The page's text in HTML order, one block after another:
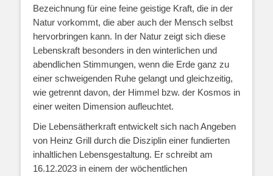
Bezeichnung für eine feine geistige Kraft, die in der
Natur vorkommt, die aber auch der Mensch selbst
hervorbringen kann. In der Natur zeigt sich diese
Lebenskraft besonders in den winterlichen und
abendlichen Stimmungen, wenn die Erde ganz zu
einer schweigenden Ruhe gelangt und gleichzeitig,
wie getrennt davon, der Himmel bzw. der Kosmos in
einer weiten Dimension aufleuchtet.
Die Lebensätherkraft entwickelt sich nach Angeben
von Heinz Grill durch die Disziplin einer fundierten
inhaltlichen Lebensgestaltung. Er schreibt am
16.12.2023 in einem der wöchentlichen